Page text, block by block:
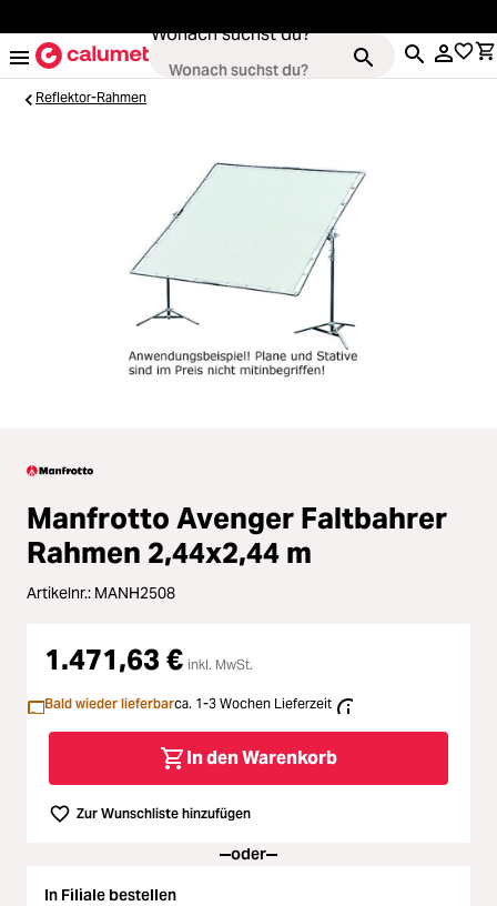
Wonach suchst du?
Objektive
Video & Drohnen
Stative & Gimbals
Loading...
Zubehör
Loading...
Licht & Studio
Loading...
Loading...
Ferngläser
Loading...
Second Hand
Loading...
SALE
Reflektor-Rahmen
Manfrotto Avenger Faltbahrer
Rahmen 2,44x2,44 m
Artikelnr.: MANH2508
1.471,63 € inkl. MwSt.
Bald wieder lieferbarca. 1-3 Wochen Lieferzeit
In den Warenkorb
Zur Wunschliste hinzufügen
oder
In Filiale bestellen